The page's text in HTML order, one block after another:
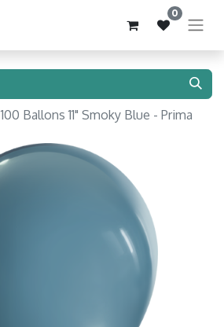
0
100 Ballons 11" Smoky Blue - Prima